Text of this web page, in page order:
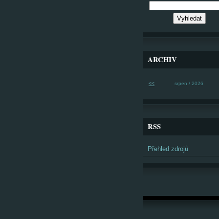
ARCHIV
<< srpen / 2026
RSS
Přehled zdrojů